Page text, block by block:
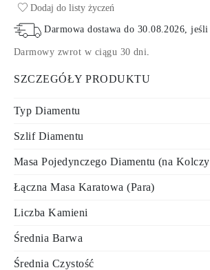
Dodaj do listy życzeń
Darmowa dostawa do 30.08.2026, jeśli
Darmowy zwrot w ciągu 30 dni.
SZCZEGÓŁY PRODUKTU
Typ Diamentu
Szlif Diamentu
Masa Pojedynczego Diamentu (na
Łączna Masa Karatowa (Para)
Liczba Kamieni
Średnia Barwa
Średnia Czystość